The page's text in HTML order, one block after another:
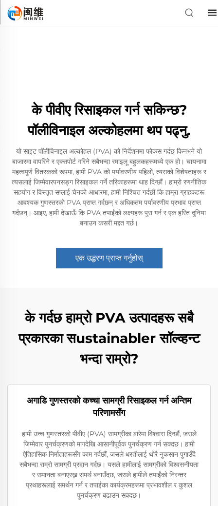
के पीवीए रिसाइकल गर्न सकिन्छ?
पॉलीविनाइल अल्कोहलमा थप पढ्नु.
यो साइट पॉलीविनाइल अल्कोहल (PVA) को निर्देशनमा फोकस गर्दछ किनभने यो
बाजारमा वापरिने र एक्सपोर्ट गरिने सबैभन्दा रमाइलू बहुलकहरूमध्ये एक हो। चायनामा
महत्वपूर्ण वितरकको रूपमा, हामी PVA को पर्यावरणीय पहिलो, त्यसको विशेषताहरू र
त्यसलाई जिम्मेवारपनसङ्ग रिसाइकल गर्ने तरिकाहरूमा थाह दिन्छौं। हाम्रो रणनीतिक
सहयोग र विस्तृत सप्लाई चेनको आधारमा, हामी निश्चित गर्दछौं कि हाम्रा ग्राहकहरू
आवश्यक गुणस्तरको PVA प्राप्त गर्दछन् र अधिकतम पर्यावरणीय प्रभाव प्राप्त
गर्दछन्। आइए, हामी देखाऊँ कि PVA तपाईंको लक्ष्यहरू पुरा गर्न र एक हरित दुनिया
बनाउन कसरी मद्दत गर्छ।
एक उद्धरण प्राप्त गर्नुहोस्
के गर्दछ हाम्रो PVA उत्पादहरू सबै
प्रकारका सustainabler सॉल्व्हन्ट
भन्दा राम्रो?
अगाडि गुणस्तरको कच्चा सामग्री रिसाइकल गर्न अन्तिम
परिणामसँग
हामी उच्च गुणस्तरको पीवीए (PVA) सामग्रीका बारेमा विश्वास दिन्छौं, जसले
जिम्मेवार पुनर्चक्रणको मागदेखि आसानीपूर्वक पुनर्चक्रण गर्न सक्दछ। हामी
ऐतिहासिक निर्माताहरूसँग काम गर्दछौं, जसले धरतीलाई थोरै नुकसान पुगाउँदै
सबैभन्दा राम्रो सामग्री प्रदान गर्दछ। यसले हामीलाई सामग्रीको विश्वसनीयता
र समानता बनाएरख्न समर्थ बनाउँदछ, जसले हामीले तपाईंको निरन्तर
प्रथाहरूलाई समर्थन गर्न र तपाईंका कार्यक्रमहरूमा प्रभावशील र कुशल
पुनर्चक्रण बढाउन सक्दछ।